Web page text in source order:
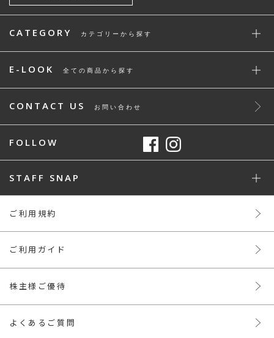
CATEGORY カテゴリーから探す
E-LOOK 全ての商品から探す
CONTACT US お問い合わせ
FOLLOW
STAFF SNAP
ご利用規約
ご利用ガイド
株主様ご優待
よくあるご質問